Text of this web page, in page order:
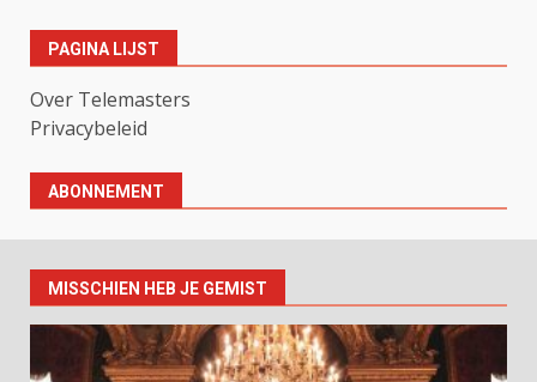
PAGINA LIJST
Over Telemasters
Privacybeleid
ABONNEMENT
MISSCHIEN HEB JE GEMIST